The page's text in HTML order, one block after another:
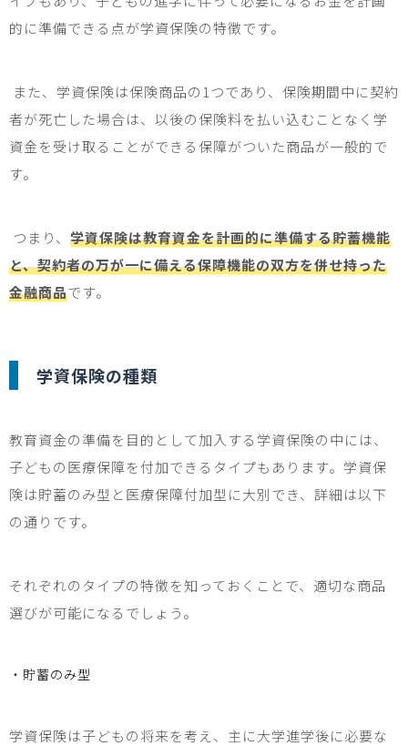
的に準備できる点が学資保険の特徴です。
また、学資保険は保険商品の 1 つであり、保険期間中に契約
者が死亡した場合は、以後の保険料を払い込むことなく学
資金を受け取ることができる保障がついた商品が一般的で
す。
つまり、 学資保険は教育資金を計画的に準備する貯蓄機能
と、契約者の万が一に備える保障機能の双方を併せ持った
金融商品です。
学資保険の種類
教育資金の準備を目的として加入する学資保険の中には、
子どもの医療保障を付加できるタイプもあります。学資保
険は貯蓄のみ型と医療保障付加型に大別でき、詳細は以下
の通りです。
それぞれのタイプの特徴を知っておくことで、適切な商品
選びが可能になるでしょう。
・貯蓄のみ型
学資保険は子どもの将来を考え、主に大学進学後に必要な